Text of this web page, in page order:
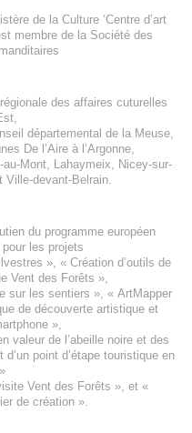
de la Culture ‘Centre d’art
membre de la Société des
des affaires cuturelles
,
départemental de la Meuse,
De l’Aire à l’Argonne,
au-Mont Lahaymeix
Nicey-sur-
Ville-devant-Belrain.
du programme européen
pour les projets
», « Création d’outils de
Vent des Forêts »,
sur les sentiers », « ArtMapper
de découverte artistique et
»,
valeur de l’abeille noire et des
d’un point d’étape touristique en
Vent des Forêts », et «
de création».